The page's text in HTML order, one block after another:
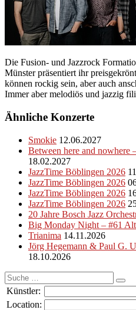
Die Fusion- und Jazzrock
Münster präsentiert ihr
können rockig sein, aber auch
Immer aber melodiös und jazzig
Ähnliche Konzerte
Smokie 12.06.2027
Between here and
18.02.2027
JazzTime Böblingen 2026
JazzTime Böblingen 2026
JazzTime Böblingen 2026
JazzTime Böblingen 2026
20 Jahre Bosch Jazz
Big Monday Night – #61
Trianima 14.11.2026
Jörg Hegemann & Paul G.
18.10.2026
Suche
nach:
Künstler:
Location: